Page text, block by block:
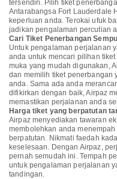
tersendiri. Pilih tiket
Antarabangsa Fort Lauderdale
keperluan anda. Terokai ufuk
jadikan pengalaman percutian
Cari Tiket Penerbangan
Untuk pengalaman perjalanan
anda untuk mencari pilihan
muka yang mudah digunakan,
dan memilih tiket penerbangan
anda. Sama ada anda
difikirkan dengan baik, Airpaz
memastikan perjalanan anda
Harga tiket yang berpatutan
Airpaz menyediakan tawaran
membolehkan anda
berpatutan. Nikmati faedah
keselesaan. Dengan Airpaz,
pernah semudah ini. Tempah
untuk pengalaman perjalanan
tandingan.